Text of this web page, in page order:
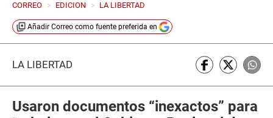
CORREO > EDICION > LA LIBERTAD
Añadir Correo como fuente preferida en
LA LIBERTAD
Usaron documentos “inexactos” para